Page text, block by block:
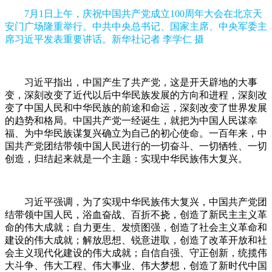
7月1日上午，庆祝中国共产党成立100周年大会在北京天
安门广场隆重举行。中共中央总书记、国家主席、中央军委主
席习近平发表重要讲话。新华社记者 李学仁 摄
习近平指出，中国产生了共产党，这是开天辟地的大事
变，深刻改变了近代以后中华民族发展的方向和进程，深刻改
变了中国人民和中华民族的前途和命运，深刻改变了世界发展
的趋势和格局。中国共产党一经诞生，就把为中国人民谋幸
福、为中华民族谋复兴确立为自己的初心使命。一百年来，中
国共产党团结带领中国人民进行的一切奋斗、一切牺牲、一切
创造，归结起来就是一个主题：实现中华民族伟大复兴。
习近平强调，为了实现中华民族伟大复兴，中国共产党团
结带领中国人民，浴血奋战、百折不挠，创造了新民主主义革
命的伟大成就；自力更生、发愤图强，创造了社会主义革命和
建设的伟大成就；解放思想、锐意进取，创造了改革开放和社
会主义现代化建设的伟大成就；自信自强、守正创新，统揽伟
大斗争、伟大工程、伟大事业、伟大梦想，创造了新时代中国